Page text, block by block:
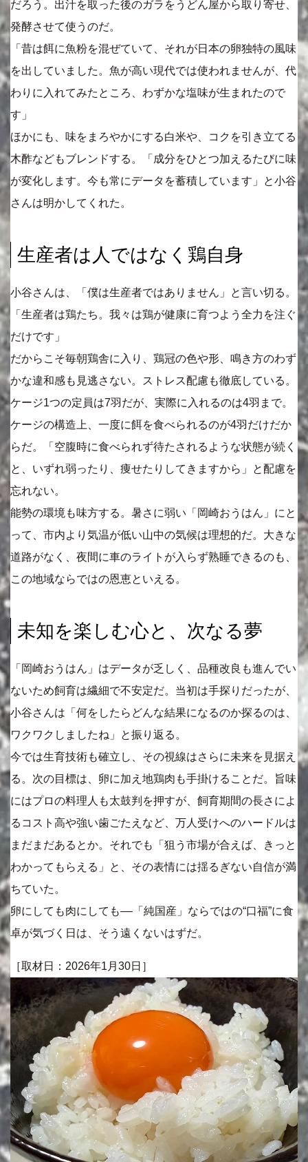
だろう。出汁を取った後のガラをうどん屋から取り寄せ、
発酵させて使うのだ。
「昔は餌に魚粉を混ぜていて、それが日本の卵独特の風味
を出していました。魚が高い現代では使われませんが、代
わりに入れてみたところ、わずかな塩味が生まれたので
す」
ほかにも、味をまろやかにする白米や、コクを引き立てる
木酢などもブレンドする。「成分をひとつ加えるたびに味
が変化します。今も常にデータを蓄積しています」と小谷
さんは明かしてくれた。
生産者は人ではなく鶏自身
小谷さんは、「僕は生産者ではありません」と言い切る。
「生産者は鶏たち。我々は鶏が健康に育つよう全力を注ぐ
だけです」
だからこそ毎朝鶏舎に入り、鶏冠の色や形、鳴き方のわず
かな違和感も見逃さない。ストレス配慮も徹底している。
ケージ1つの定員は7羽だが、実際に入れるのは4羽まで。
ケージの構造上、一度に餌を食べられるのが4羽だけだか
らだ。「空腹時に食べられず待たされるような状態が続く
と、いずれ弱ったり、痩せたりしてきますから」と配慮を
忘れない。
能勢の環境も味方する。暑さに弱い「岡崎おうはん」にと
って、市内より気温が低い山中の気候は理想的だ。大きな
道路がなく、夜間に車のライトが入らず熟睡できるのも、
この地域ならではの恩恵といえる。
未知を楽しむ心と、次なる夢
「岡崎おうはん」はデータが乏しく、品種改良も進んでい
ないため飼育は繊細で不安定だ。当初は手探りだったが、
小谷さんは「何をしたらどんな結果になるのか探るのは、
ワクワクしましたね」と振り返る。
今では生育技術も確立し、その視線はさらに未来を見据え
る。次の目標は、卵に加え地鶏肉も手掛けることだ。旨味
にはプロの料理人も太鼓判を押すが、飼育期間の長さによ
るコスト高や強い歯ごたえなど、万人受けへのハードルは
まだまだあるとか。それでも「狙う市場が合えば、きっと
わかってもらえる」と、その表情には揺るぎない自信が満
ちていた。
卵にしても肉にしても––「純国産」ならではの“口福”に食
卓が気づく日は、そう遠くないはずだ。
［取材日：2026年1月30日］